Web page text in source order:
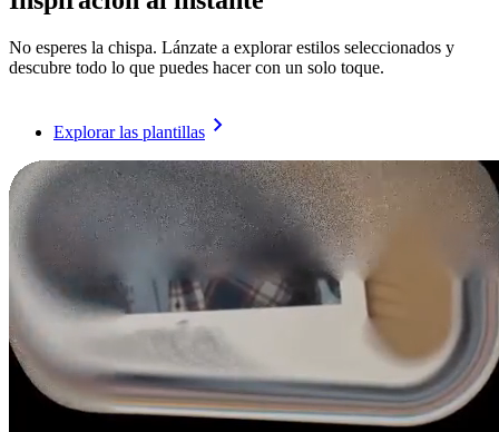
No esperes la chispa. Lánzate a explorar estilos seleccionados y
descubre todo lo que puedes hacer con un solo toque.
Explorar las plantillas